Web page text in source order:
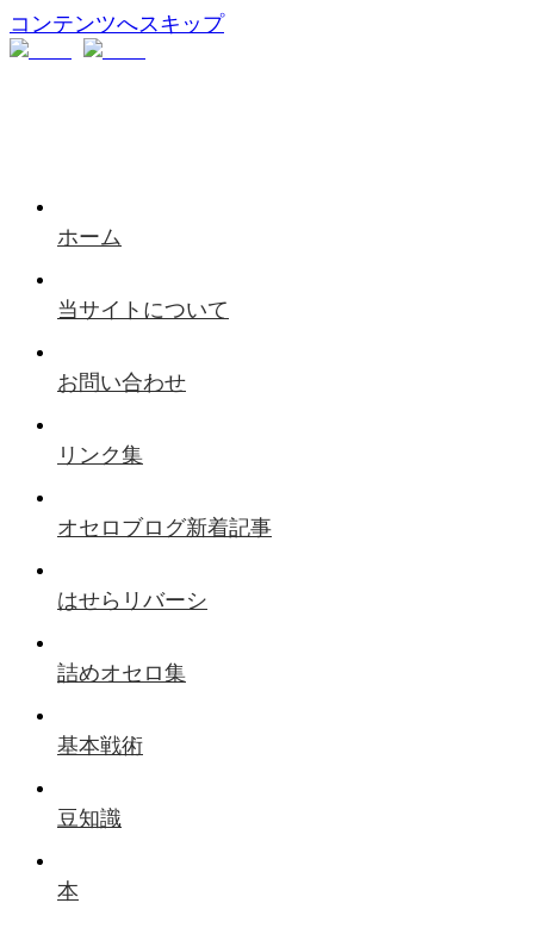
コンテンツへスキップ
ホーム
当サイトについて
お問い合わせ
リンク集
オセロブログ新着記事
はせらリバーシ
詰めオセロ集
基本戦術
豆知識
本